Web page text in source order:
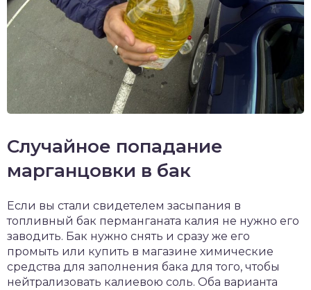
Случайное попадание
марганцовки в бак
Если вы стали свидетелем засыпания в
топливный бак перманганата калия не нужно его
заводить. Бак нужно снять и сразу же его
промыть или купить в магазине химические
средства для заполнения бака для того, чтобы
нейтрализовать калиевою соль. Оба варианта